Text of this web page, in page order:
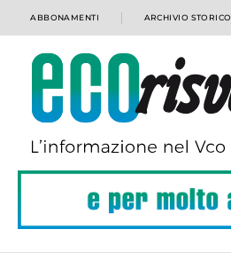
ABBONAMENTI ARCHIVIO STORICO